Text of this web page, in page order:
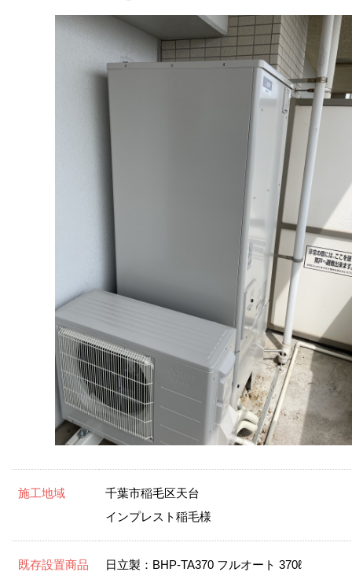
施工地域
千葉市稲毛区天台
インプレスト稲毛様
既存設置商品 日立製：BHP-TA370 フルオート 370ℓ